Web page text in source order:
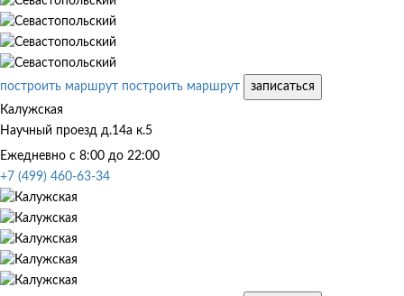
построить маршрут построить маршрут
записаться
Калужская
Научный проезд д.14а к.5
Ежедневно с 8:00 до 22:00
+7 (499) 460-63-34